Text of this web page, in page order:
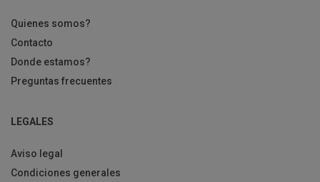
Quienes somos?
Contacto
Donde estamos?
Preguntas frecuentes
LEGALES
Aviso legal
Condiciones generales